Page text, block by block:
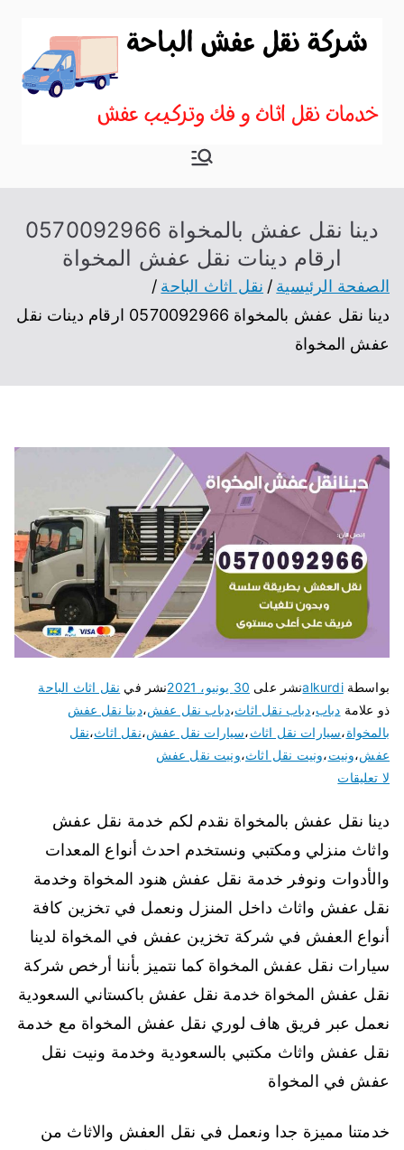
بالباحة
موقع آخر في نقل عفش
دينا نقل عفش بالمخواة 0570092966
ارقام دينات نقل عفش المخواة
الصفحة الرئيسية
نقل اثاث الباحة
دينا نقل عفش بالمخواة 0570092966 ارقام دينات نقل
عفش المخواة
بواسطةalkurdiنشر على 30 يونيو، 2021 نشر في نقل اثاث الباحة
ذو علامة دباب،دباب نقل اثاث،دباب نقل عفش،دينا نقل عفش
بالمخواة،سيارات نقل اثاث،سيارات نقل عفش،نقل اثاث،نقل
عفش،ونيت،ونيت نقل اثاث،ونيت نقل عفش
لا تعليقات
دينا نقل عفش بالمخواة نقدم لكم خدمة نقل عفش
واثاث منزلي ومكتبي ونستخدم احدث أنواع المعدات
والأدوات ونوفر خدمة نقل عفش هنود المخواة وخدمة
نقل عفش واثاث داخل المنزل ونعمل في تخزين كافة
أنواع العفش في شركة تخزين عفش في المخواة لدينا
سيارات نقل عفش المخواة كما نتميز بأننا أرخص شركة
نقل عفش المخواة خدمة نقل عفش باكستاني السعودية
نعمل عبر فريق هاف لوري نقل عفش المخواة مع خدمة
نقل عفش واثاث مكتبي بالسعودية وخدمة ونيت نقل
عفش في المخواة
خدمتنا مميزة جدا ونعمل في نقل العفش والاثاث من